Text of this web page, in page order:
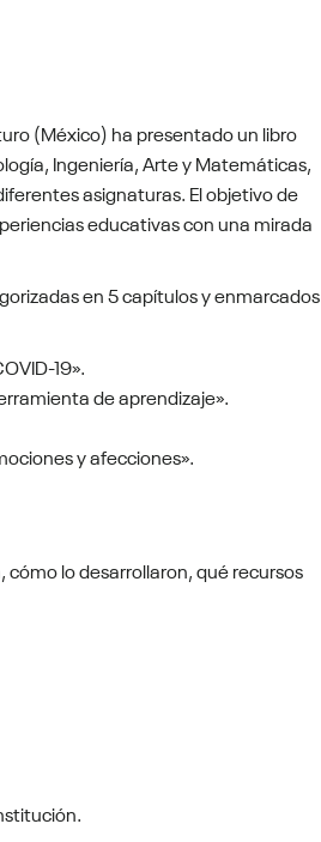
(México) ha presentado un libro
Ingeniería, Arte y Matemáticas,
asignaturas. El objetivo de
educativas con una mirada
en 5 capítulos y enmarcados
19».
de aprendizaje».
y afecciones».
lo desarrollaron, qué recursos